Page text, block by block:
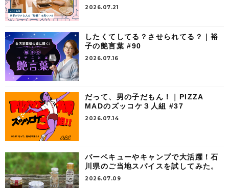
2026.07.21
したくてしてる？させられてる？｜裕
子の艶言葉 #90
2026.07.16
だって、男の子だもん！｜PIZZA
MADのズッコケ３人組 #37
2026.07.14
バーベキューやキャンプで大活躍！石
川県のご当地スパイスを試してみた。
2026.07.09